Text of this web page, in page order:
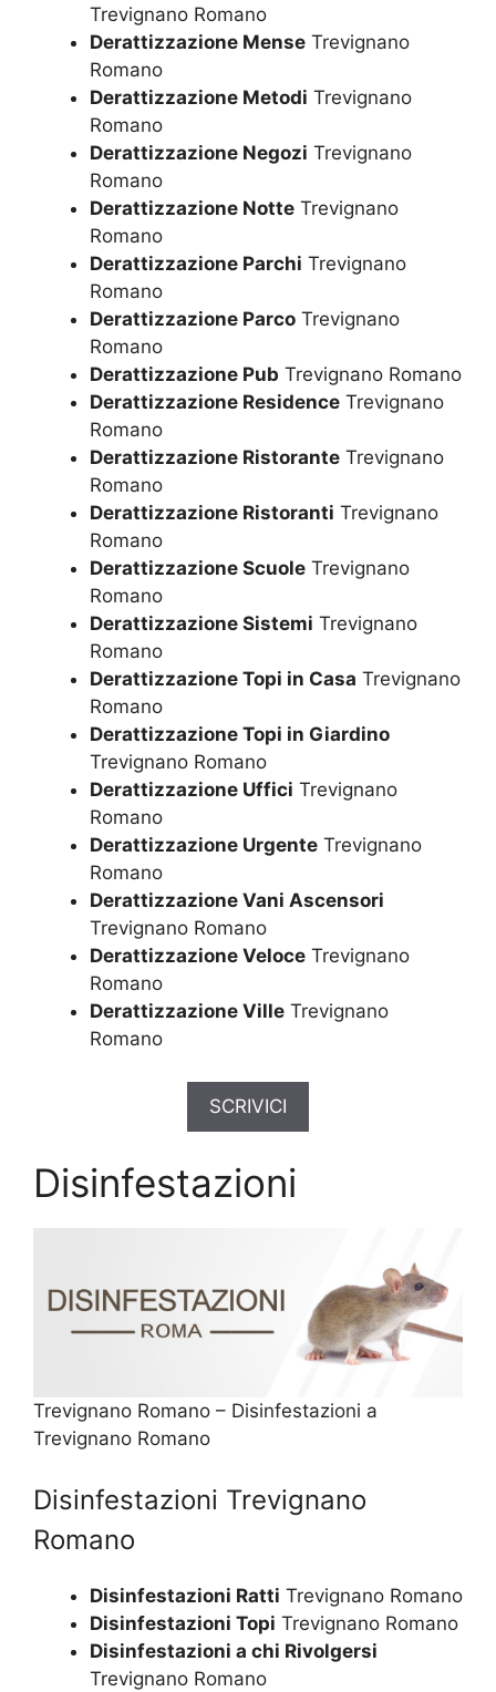
Trevignano Romano
Derattizzazione Mense Trevignano
Romano
Derattizzazione Metodi Trevignano
Romano
Derattizzazione Negozi Trevignano
Romano
Derattizzazione Notte Trevignano
Romano
Derattizzazione Parchi Trevignano
Romano
Derattizzazione Parco Trevignano
Romano
Derattizzazione Pub Trevignano Romano
Derattizzazione Residence Trevignano
Romano
Derattizzazione Ristorante Trevignano
Romano
Derattizzazione Ristoranti Trevignano
Romano
Derattizzazione Scuole Trevignano
Romano
Derattizzazione Sistemi Trevignano
Romano
Derattizzazione Topi in Casa Trevignano
Romano
Derattizzazione Topi in Giardino
Trevignano Romano
Derattizzazione Uffici Trevignano
Romano
Derattizzazione Urgente Trevignano
Romano
Derattizzazione Vani Ascensori
Trevignano Romano
Derattizzazione Veloce Trevignano
Romano
Derattizzazione Ville Trevignano
Romano
SCRIVICI
Disinfestazioni
Trevignano Romano – Disinfestazioni a
Trevignano Romano
Disinfestazioni Trevignano
Romano
Disinfestazioni Ratti Trevignano Romano
Disinfestazioni Topi Trevignano Romano
Disinfestazioni a chi Rivolgersi
Trevignano Romano